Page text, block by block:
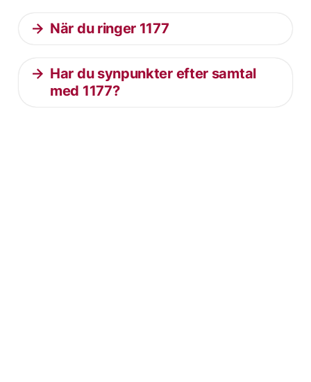
När du ringer 1177
Har du synpunkter efter samtal
med 1177?